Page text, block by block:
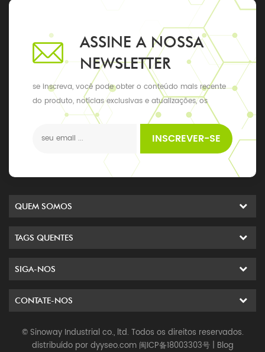
ASSINE A NOSSA
NEWSLETTER
se inscreva, você pode obter o conteúdo mais recente
do produto, notícias exclusivas e atualizações, os
últimos eventos locais
INSCREVER-SE
QUEM SOMOS
TAGS QUENTES
SIGA-NOS
CONTATE-NOS
© Sinoway Industrial co., ltd. Todos os direitos reservados.
distribuído pordyyseo.com 闽ICP备18003303号| Blog